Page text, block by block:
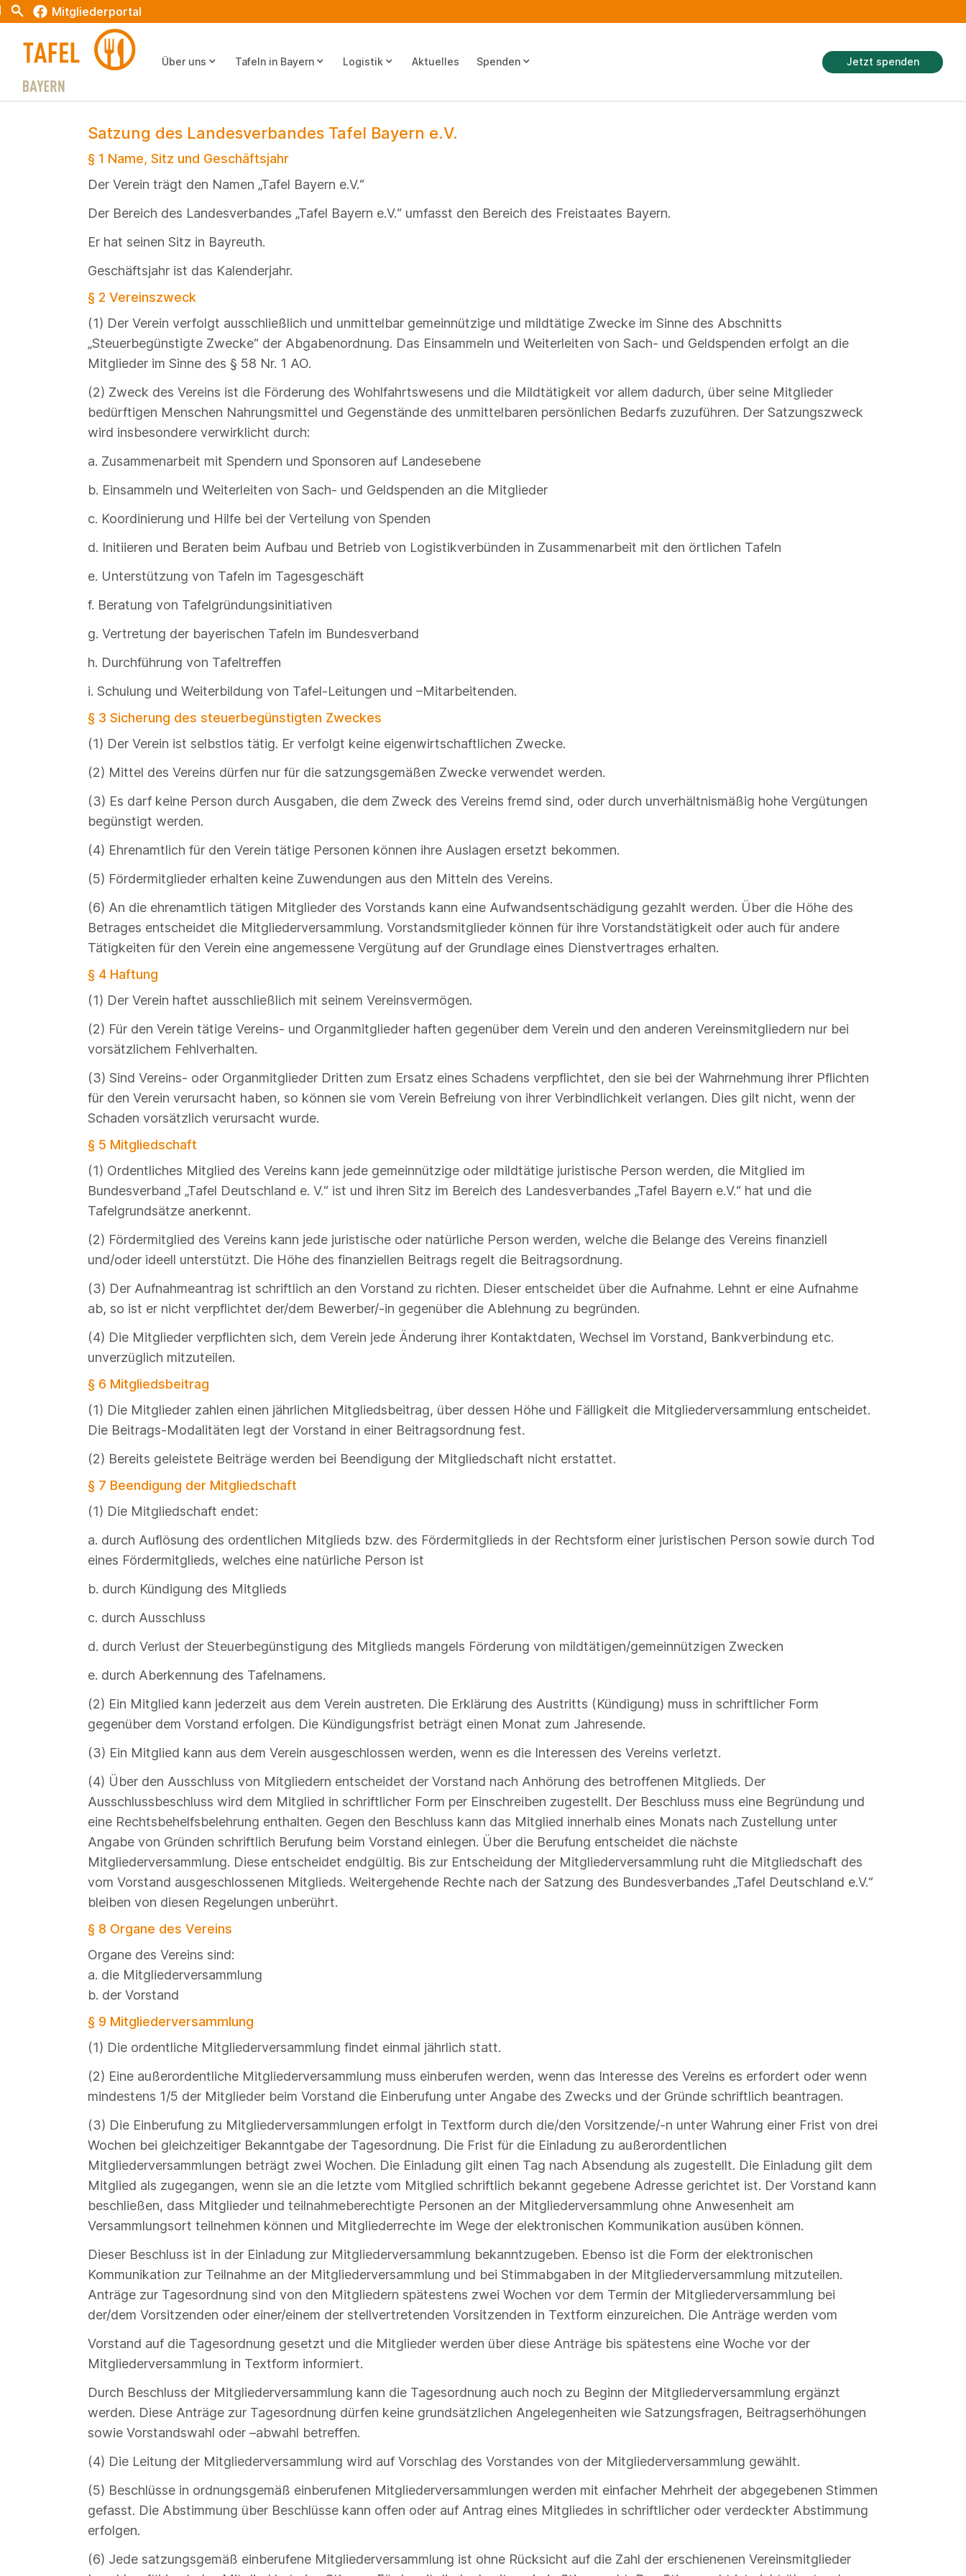
Search Mitgliederportal
Über uns keyboard_arrow_down Tafeln in Bayern keyboard_arrow_down Logistik keyboard_arrow_down Aktuelles Spenden keyboard_arrow_down Jetzt spenden
Satzung des Landesverbandes Tafel Bayern e.V.
§ 1 Name, Sitz und Geschäftsjahr
Der Verein trägt den Namen „Tafel Bayern e.V.“
Der Bereich des Landesverbandes „Tafel Bayern e.V.“ umfasst den Bereich des Freistaates Bayern.
Er hat seinen Sitz in Bayreuth.
Geschäftsjahr ist das Kalenderjahr.
§ 2 Vereinszweck
(1) Der Verein verfolgt ausschließlich und unmittelbar gemeinnützige und mildtätige Zwecke im Sinne des Abschnitts
„Steuerbegünstigte Zwecke“ der Abgabenordnung. Das Einsammeln und Weiterleiten von Sach- und Geldspenden erfolgt an die
Mitglieder im Sinne des § 58 Nr. 1 AO.
(2) Zweck des Vereins ist die Förderung des Wohlfahrtswesens und die Mildtätigkeit vor allem dadurch, über seine Mitglieder
bedürftigen Menschen Nahrungsmittel und Gegenstände des unmittelbaren persönlichen Bedarfs zuzuführen. Der Satzungszweck
wird insbesondere verwirklicht durch:
a. Zusammenarbeit mit Spendern und Sponsoren auf Landesebene
b. Einsammeln und Weiterleiten von Sach- und Geldspenden an die Mitglieder
c. Koordinierung und Hilfe bei der Verteilung von Spenden
d. Initiieren und Beraten beim Aufbau und Betrieb von Logistikverbünden in Zusammenarbeit mit den örtlichen Tafeln
e. Unterstützung von Tafeln im Tagesgeschäft
f. Beratung von Tafelgründungsinitiativen
g. Vertretung der bayerischen Tafeln im Bundesverband
h. Durchführung von Tafeltreffen
i. Schulung und Weiterbildung von Tafel-Leitungen und –Mitarbeitenden.
§ 3 Sicherung des steuerbegünstigten Zweckes
(1) Der Verein ist selbstlos tätig. Er verfolgt keine eigenwirtschaftlichen Zwecke.
(2) Mittel des Vereins dürfen nur für die satzungsgemäßen Zwecke verwendet werden.
(3) Es darf keine Person durch Ausgaben, die dem Zweck des Vereins fremd sind, oder durch unverhältnismäßig hohe Vergütungen
begünstigt werden.
(4) Ehrenamtlich für den Verein tätige Personen können ihre Auslagen ersetzt bekommen.
(5) Fördermitglieder erhalten keine Zuwendungen aus den Mitteln des Vereins.
(6) An die ehrenamtlich tätigen Mitglieder des Vorstands kann eine Aufwandsentschädigung gezahlt werden. Über die Höhe des
Betrages entscheidet die Mitgliederversammlung. Vorstandsmitglieder können für ihre Vorstandstätigkeit oder auch für andere
Tätigkeiten für den Verein eine angemessene Vergütung auf der Grundlage eines Dienstvertrages erhalten.
§ 4 Haftung
(1) Der Verein haftet ausschließlich mit seinem Vereinsvermögen.
(2) Für den Verein tätige Vereins- und Organmitglieder haften gegenüber dem Verein und den anderen Vereinsmitgliedern nur bei
vorsätzlichem Fehlverhalten.
(3) Sind Vereins- oder Organmitglieder Dritten zum Ersatz eines Schadens verpflichtet, den sie bei der Wahrnehmung ihrer Pflichten
für den Verein verursacht haben, so können sie vom Verein Befreiung von ihrer Verbindlichkeit verlangen. Dies gilt nicht, wenn der
Schaden vorsätzlich verursacht wurde.
§ 5 Mitgliedschaft
(1) Ordentliches Mitglied des Vereins kann jede gemeinnützige oder mildtätige juristische Person werden, die Mitglied im
Bundesverband „Tafel Deutschland e. V.“ ist und ihren Sitz im Bereich des Landesverbandes „Tafel Bayern e.V.“ hat und die
Tafelgrundsätze anerkennt.
(2) Fördermitglied des Vereins kann jede juristische oder natürliche Person werden, welche die Belange des Vereins finanziell
und/oder ideell unterstützt. Die Höhe des finanziellen Beitrags regelt die Beitragsordnung.
(3) Der Aufnahmeantrag ist schriftlich an den Vorstand zu richten. Dieser entscheidet über die Aufnahme. Lehnt er eine Aufnahme
ab, so ist er nicht verpflichtet der/dem Bewerber/-in gegenüber die Ablehnung zu begründen.
(4) Die Mitglieder verpflichten sich, dem Verein jede Änderung ihrer Kontaktdaten, Wechsel im Vorstand, Bankverbindung etc.
unverzüglich mitzuteilen.
§ 6 Mitgliedsbeitrag
(1) Die Mitglieder zahlen einen jährlichen Mitgliedsbeitrag, über dessen Höhe und Fälligkeit die Mitgliederversammlung entscheidet.
Die Beitrags-Modalitäten legt der Vorstand in einer Beitragsordnung fest.
(2) Bereits geleistete Beiträge werden bei Beendigung der Mitgliedschaft nicht erstattet.
§ 7 Beendigung der Mitgliedschaft
(1) Die Mitgliedschaft endet:
a. durch Auflösung des ordentlichen Mitglieds bzw. des Fördermitglieds in der Rechtsform einer juristischen Person sowie durch Tod
eines Fördermitglieds, welches eine natürliche Person ist
b. durch Kündigung des Mitglieds
c. durch Ausschluss
d. durch Verlust der Steuerbegünstigung des Mitglieds mangels Förderung von mildtätigen/gemeinnützigen Zwecken
e. durch Aberkennung des Tafelnamens.
(2) Ein Mitglied kann jederzeit aus dem Verein austreten. Die Erklärung des Austritts (Kündigung) muss in schriftlicher Form
gegenüber dem Vorstand erfolgen. Die Kündigungsfrist beträgt einen Monat zum Jahresende.
(3) Ein Mitglied kann aus dem Verein ausgeschlossen werden, wenn es die Interessen des Vereins verletzt.
(4) Über den Ausschluss von Mitgliedern entscheidet der Vorstand nach Anhörung des betroffenen Mitglieds. Der
Ausschlussbeschluss wird dem Mitglied in schriftlicher Form per Einschreiben zugestellt. Der Beschluss muss eine Begründung und
eine Rechtsbehelfsbelehrung enthalten. Gegen den Beschluss kann das Mitglied innerhalb eines Monats nach Zustellung unter
Angabe von Gründen schriftlich Berufung beim Vorstand einlegen. Über die Berufung entscheidet die nächste
Mitgliederversammlung. Diese entscheidet endgültig. Bis zur Entscheidung der Mitgliederversammlung ruht die Mitgliedschaft des
vom Vorstand ausgeschlossenen Mitglieds. Weitergehende Rechte nach der Satzung des Bundesverbandes „Tafel Deutschland e.V.“
bleiben von diesen Regelungen unberührt.
§ 8 Organe des Vereins
Organe des Vereins sind:
a. die Mitgliederversammlung
b. der Vorstand
§ 9 Mitgliederversammlung
(1) Die ordentliche Mitgliederversammlung findet einmal jährlich statt.
(2) Eine außerordentliche Mitgliederversammlung muss einberufen werden, wenn das Interesse des Vereins es erfordert oder wenn
mindestens 1/5 der Mitglieder beim Vorstand die Einberufung unter Angabe des Zwecks und der Gründe schriftlich beantragen.
(3) Die Einberufung zu Mitgliederversammlungen erfolgt in Textform durch die/den Vorsitzende/-n unter Wahrung einer Frist von drei
Wochen bei gleichzeitiger Bekanntgabe der Tagesordnung. Die Frist für die Einladung zu außerordentlichen
Mitgliederversammlungen beträgt zwei Wochen. Die Einladung gilt einen Tag nach Absendung als zugestellt. Die Einladung gilt dem
Mitglied als zugegangen, wenn sie an die letzte vom Mitglied schriftlich bekannt gegebene Adresse gerichtet ist. Der Vorstand kann
beschließen, dass Mitglieder und teilnahmeberechtigte Personen an der Mitgliederversammlung ohne Anwesenheit am
Versammlungsort teilnehmen können und Mitgliederrechte im Wege der elektronischen Kommunikation ausüben können.
Dieser Beschluss ist in der Einladung zur Mitgliederversammlung bekanntzugeben. Ebenso ist die Form der elektronischen
Kommunikation zur Teilnahme an der Mitgliederversammlung und bei Stimmabgaben in der Mitgliederversammlung mitzuteilen.
Anträge zur Tagesordnung sind von den Mitgliedern spätestens zwei Wochen vor dem Termin der Mitgliederversammlung bei
der/dem Vorsitzenden oder einer/einem der stellvertretenden Vorsitzenden in Textform einzureichen. Die Anträge werden vom
Vorstand auf die Tagesordnung gesetzt und die Mitglieder werden über diese Anträge bis spätestens eine Woche vor der
Mitgliederversammlung in Textform informiert.
Durch Beschluss der Mitgliederversammlung kann die Tagesordnung auch noch zu Beginn der Mitgliederversammlung ergänzt
werden. Diese Anträge zur Tagesordnung dürfen keine grundsätzlichen Angelegenheiten wie Satzungsfragen, Beitragserhöhungen
sowie Vorstandswahl oder –abwahl betreffen.
(4) Die Leitung der Mitgliederversammlung wird auf Vorschlag des Vorstandes von der Mitgliederversammlung gewählt.
(5) Beschlüsse in ordnungsgemäß einberufenen Mitgliederversammlungen werden mit einfacher Mehrheit der abgegebenen Stimmen
gefasst. Die Abstimmung über Beschlüsse kann offen oder auf Antrag eines Mitgliedes in schriftlicher oder verdeckter Abstimmung
erfolgen.
(6) Jede satzungsgemäß einberufene Mitgliederversammlung ist ohne Rücksicht auf die Zahl der erschienenen Vereinsmitglieder